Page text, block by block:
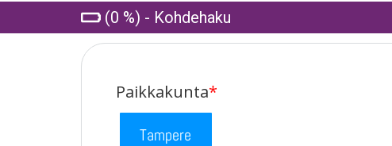
(0 %) - Kohdehaku
Paikkakunta*
Tampere